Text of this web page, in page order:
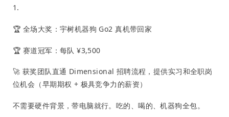
1.
🏆 全场大奖：宇树机器狗 Go2 真机带回家
🏆 赛道冠军：每队 ¥3,500
🚀 获奖团队直通 Dimensional 招聘流程，提供实习和全职岗
位机会（早期期权 + 极具竞争力的薪资）
不需要硬件背景，带电脑就行。吃的、喝的、机器狗全包。